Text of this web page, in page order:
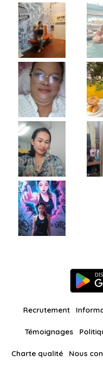
Recrutement
Témoignages
Charte qualité Nous